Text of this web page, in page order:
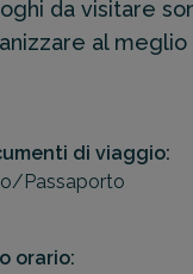
da visitare
al
di viaggio:
Passaporto
orario: